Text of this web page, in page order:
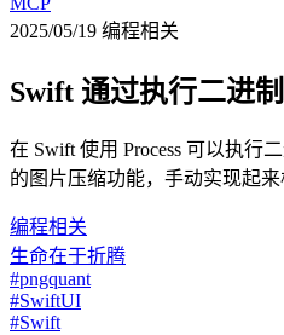
2025/05/19 编程相关
Swift 通过执行二进
在 Swift 使用 Process 可以执行
的图片压缩功能，手动实现起
编程相关
生命在于折腾
#pngquant
#SwiftUI
#Swift